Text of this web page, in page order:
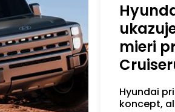
mieri
Hyundai
koncept,